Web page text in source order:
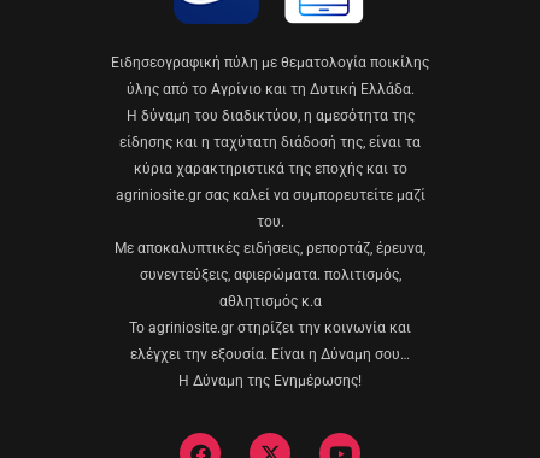
Eιδησεογραφική πύλη με θεματολογία ποικίλης
ύλης από το Αγρίνιο και τη Δυτική Ελλάδα.
Η δύναμη του διαδικτύου, η αμεσότητα της
είδησης και η ταχύτατη διάδοσή της, είναι τα
κύρια χαρακτηριστικά της εποχής και το
agriniosite.gr σας καλεί να συμπορευτείτε μαζί
του.
Με αποκαλυπτικές ειδήσεις, ρεπορτάζ, έρευνα,
συνεντεύξεις, αφιερώματα. πολιτισμός,
αθλητισμός κ.α
Το agriniosite.gr στηρίζει την κοινωνία και
ελέγχει την εξουσία. Είναι η Δύναμη σου…
Η Δύναμη της Ενημέρωσης!